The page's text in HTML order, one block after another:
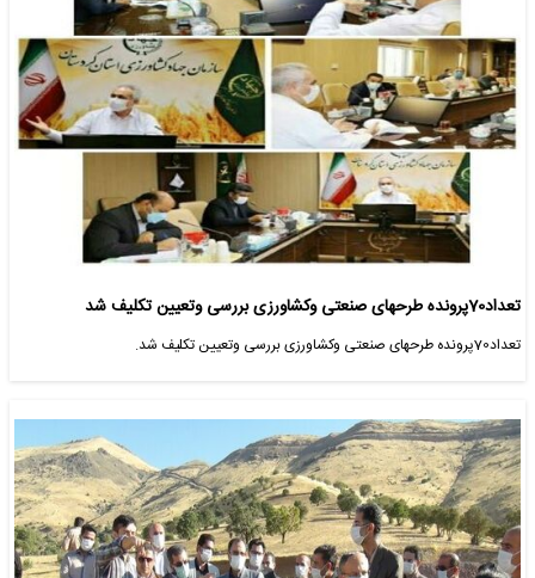
تعداد70پرونده طرحهای صنعتی وکشاورزی بررسی وتعیین تکلیف شد
تعداد70پرونده طرحهای صنعتی وکشاورزی بررسی وتعیین تکلیف شد.